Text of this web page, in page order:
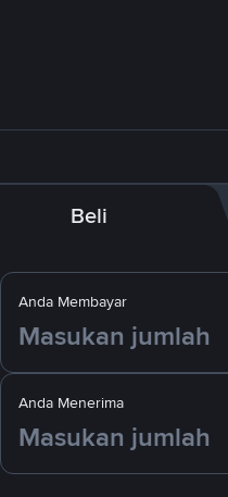
Beli
Anda Membayar
Anda Menerima